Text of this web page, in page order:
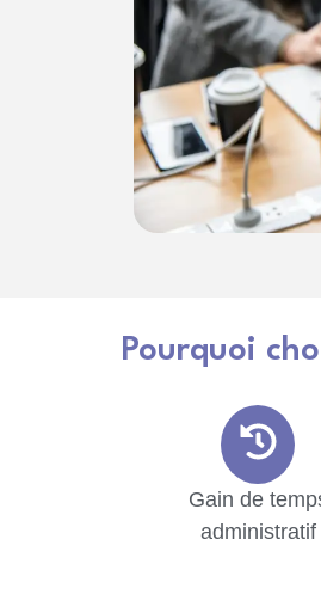
Pourquoi
Gain de
administratif